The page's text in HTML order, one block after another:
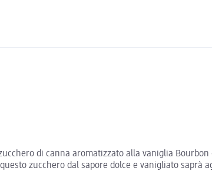
di canna aromatizzato alla vaniglia
zucchero dal sapore dolce e vanigliato